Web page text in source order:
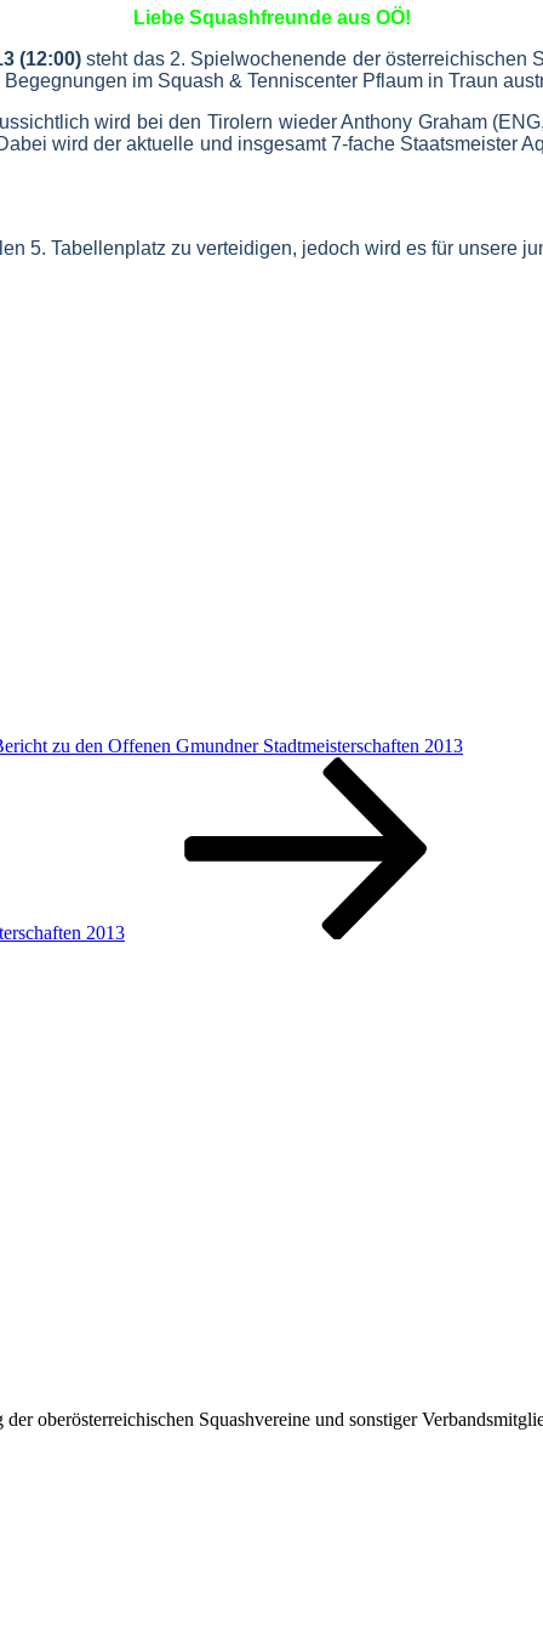
Liebe Squashfreunde aus OÖ!
(12:00) steht das 2. Spielwochenende der österreichischen
im Squash & Tenniscenter Pflaum in Traun
wird bei den Tirolern wieder Anthony Graham
wird der aktuelle und insgesamt 7-fache Staatsmeister
5. Tabellenplatz zu verteidigen, jedoch wird es für unsere
zu den Offenen Gmundner Stadtmeisterschaften 2013
2013
oberösterreichischen Squashvereine und sonstiger